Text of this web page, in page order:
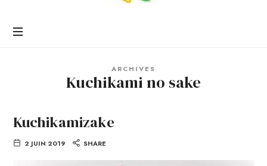
ARCHIVES
Kuchikami no sake
Kuchikamizake
2 JUIN 2019 SHARE